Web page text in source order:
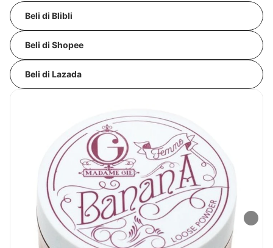
Beli di Blibli
Beli di Shopee
Beli di Lazada